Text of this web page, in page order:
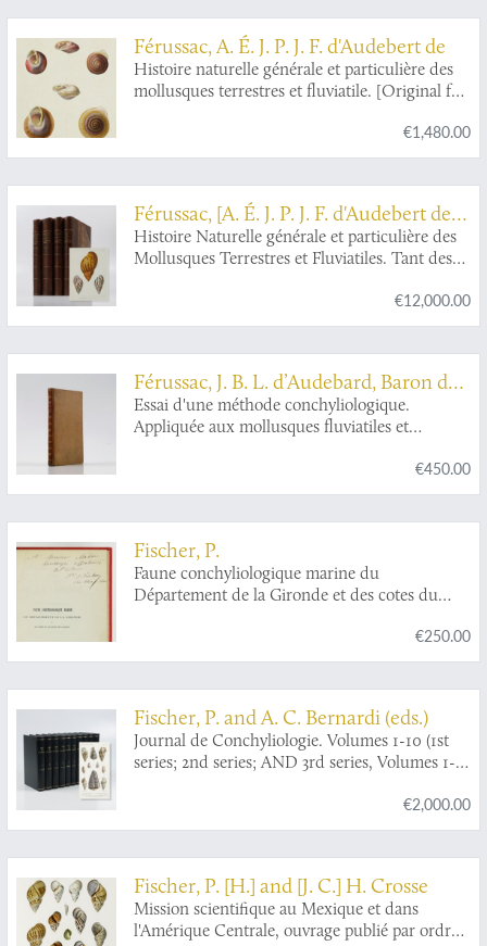
Férussac, A. É. J. P. J. F. d'Audebert de
Histoire naturelle générale et particulière des
mollusques terrestres et fluviatile. [Original full
€1,480.00
Férussac, [A. É. J. P. J. F. d'Audebert de]
(Baron) and G. P. Deshayes
Histoire Naturelle générale et particulière des
Mollusques Terrestres et Fluviatiles. Tant des
que des dépouilles fossiles de celles qui
n'existent plus; classés d'après les caractères
complete].
€12,000.00
Férussac, J. B. L. d’Audebard, Baron de
and A. É. J. P. J. F. d’Audebard, Baron de
Essai d'une méthode conchyliologique.
Appliquée aux mollusques fluviatiles et
de son test, par M. Daudebard de Férussac.
Nouvelle édition. Augmentée d'une synonymie
été décrites par Géoffroy, Poiret et Drapsrnaud,
avec Müller et Linné, et terminée par un
catalogue d'espèces observées en divers lieux
€450.00
Fischer, P.
Faune conchyliologique marine du
Département de la Gironde et des cotes du
€250.00
Fischer, P. and A. C. Bernardi (eds.)
Journal de Conchyliologie. Volumes 1-10 (1st
series; 2nd series; AND 3rd series, Volumes 1-
€2,000.00
Fischer, P. [H.] and [J. C.] H. Crosse
Mission scientifique au Mexique et dans
l'Amérique Centrale, ouvrage publié par ordre